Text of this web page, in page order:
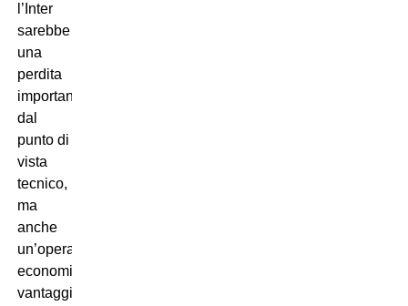
l’Inter
sarebbe
una
perdita
importante
dal
punto di
vista
tecnico,
ma
anche
un’operazione
economicamente
vantaggiosa